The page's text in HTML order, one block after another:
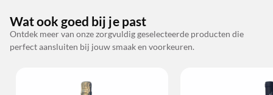
Wat ook goed bij je past
Ontdek meer van onze zorgvuldig geselecteerde producten die
perfect aansluiten bij jouw smaak en voorkeuren.